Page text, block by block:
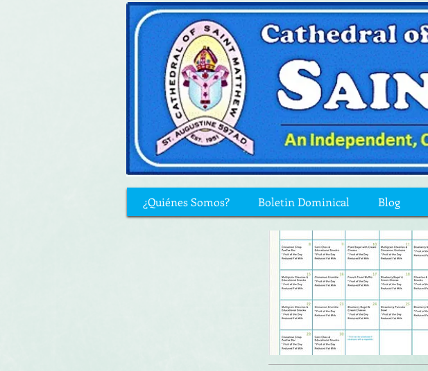
¿Quiénes Somos? Boletin Dominical Blog